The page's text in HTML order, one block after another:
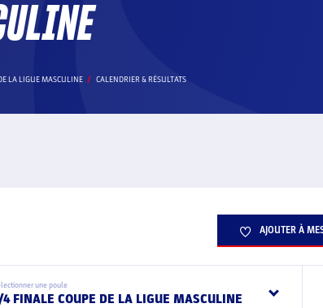
LA LIGUE MASCULINE CALENDRIER & RÉSULTATS
AJOUTER À
une poule
FINALE COUPE DE LA LIGUE MASCULINE